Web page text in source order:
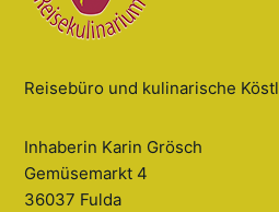
Reisebüro und kulinarische
Inhaberin Karin Grösch
Gemüsemarkt 4
36037 Fulda